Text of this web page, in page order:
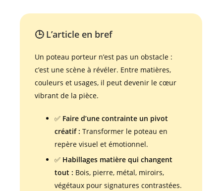
🕒 L’article en bref
Un poteau porteur n’est pas un obstacle :
c’est une scène à révéler. Entre matières,
couleurs et usages, il peut devenir le cœur
vibrant de la pièce.
✅ Faire d’une contrainte un pivot
créatif : Transformer le poteau en
repère visuel et émotionnel.
✅ Habillages matière qui changent
tout : Bois, pierre, métal, miroirs,
végétaux pour signatures contrastées.